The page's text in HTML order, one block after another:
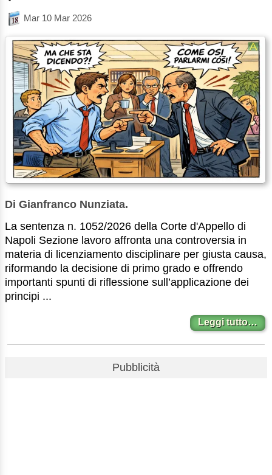
Mar 10 Mar 2026
Di Gianfranco Nunziata.
La sentenza n. 1052/2026 della Corte d'Appello di
Napoli Sezione lavoro affronta una controversia in
materia di licenziamento disciplinare per giusta causa,
riformando la decisione di primo grado e offrendo
importanti spunti di riflessione sull’applicazione dei
principi ...
Leggi tutto…
Pubblicità